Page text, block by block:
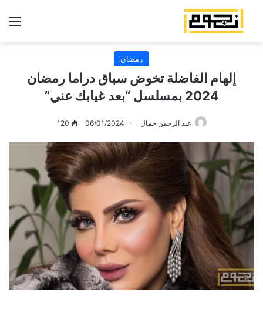
رمضان
إلهام الفاضلة تخوض سباق دراما رمضان
2024 بمسلسل “بعد غيابك عني”
عبد الرحمن جمال 06/01/2024
120